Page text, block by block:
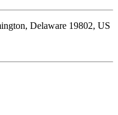
Delaware 19802, US